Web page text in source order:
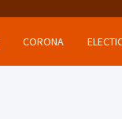
CORONA